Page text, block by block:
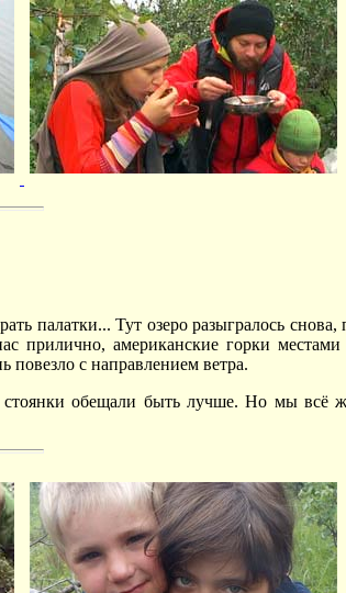
палатки... Тут озеро разыгралось
прилично, американские горки
повезло с направлением ветра.
обещали быть лучше. Но мы всё